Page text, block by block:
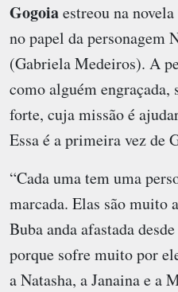
Gogoiaestreou na
no papel da personagem
(Gabriela Medeiros). A
como alguém engraçada,
forte, cuja missão é
Essa é a primeira vez de
“Cada uma tem uma
marcada. Elas são muito
Buba anda afastada
porque sofre muito por
a Natasha, a Janaina e a